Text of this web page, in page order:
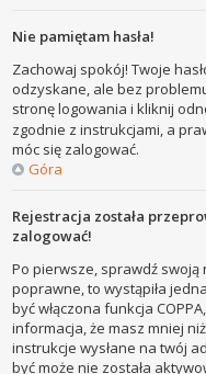
Nie pamiętam hasła!
Zachowaj spokój! Twoje
odzyskane, ale bez
stronę logowania i kliknij
zgodnie z instrukcjami, a
móc się zalogować.
Góra
Rejestracja została
zalogować!
Po pierwsze, sprawdź swoją
poprawne, to wystąpiła
być włączona funkcja
informacja, że masz mniej
instrukcje wysłane na twój
być może nie została